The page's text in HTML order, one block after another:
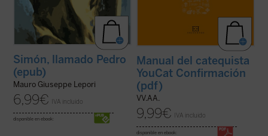
Simón, llamado Pedro
(epub)
Mauro Giuseppe Lepori
6,99€ IVA incluido
disponible en ebook:
Manual del catequista
YouCat Confirmación
(pdf)
VV.AA.
9,99€ IVA incluido
disponible en ebook: